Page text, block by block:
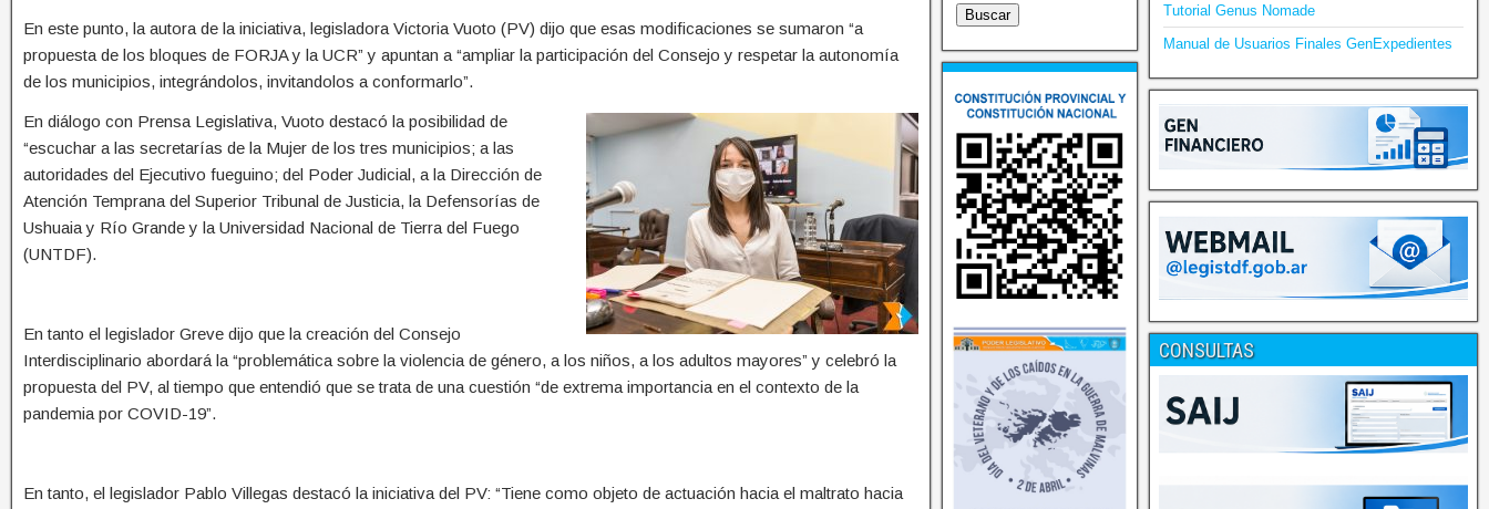
En este punto, la autora de la iniciativa, legisladora Victoria Vuoto (PV) dijo que esas modificaciones se sumaron “a
propuesta de los bloques de FORJA y la UCR” y apuntan a “ampliar la participación del Consejo y respetar la autonomía
de los municipios, integrándolos, invitandolos a conformarlo”.
En diálogo con Prensa Legislativa, Vuoto destacó la posibilidad de
“escuchar a las secretarías de la Mujer de los tres municipios; a las
autoridades del Ejecutivo fueguino; del Poder Judicial, a la Dirección de
Atención Temprana del Superior Tribunal de Justicia, la Defensorías de
Ushuaia y Río Grande y la Universidad Nacional de Tierra del Fuego
(UNTDF).
En tanto el legislador Greve dijo que la creación del Consejo
Interdisciplinario abordará la “problemática sobre la violencia de género, a los niños, a los adultos mayores” y celebró la
propuesta del PV, al tiempo que entendió que se trata de una cuestión “de extrema importancia en el contexto de la
pandemia por COVID-19”.
En tanto, el legislador Pablo Villegas destacó la iniciativa del PV: “Tiene como objeto de actuación hacia el maltrato hacia
Tutorial Genus Nomade
Manual de Usuarios Finales GenExpedientes
CONSULTAS